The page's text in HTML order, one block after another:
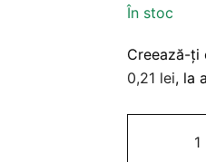
În stoc
Creează-ți
0,21 lei, la